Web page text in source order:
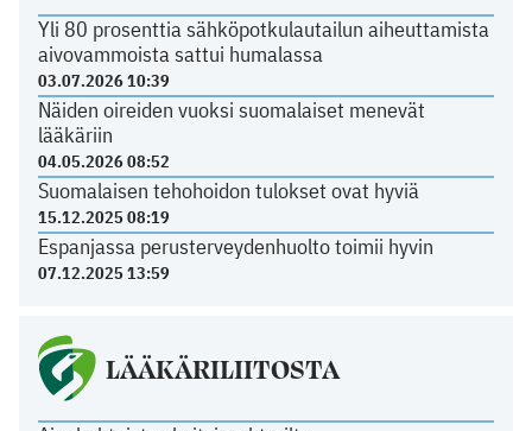
Yli 80 prosenttia sähköpotkulautailun aiheuttamista
aivovammoista sattui humalassa
03.07.2026 10:39
Näiden oireiden vuoksi suomalaiset menevät
lääkäriin
04.05.2026 08:52
Suomalaisen tehohoidon tulokset ovat hyviä
15.12.2025 08:19
Espanjassa perusterveydenhuolto toimii hyvin
07.12.2025 13:59
LÄÄKÄRILIITOSTA